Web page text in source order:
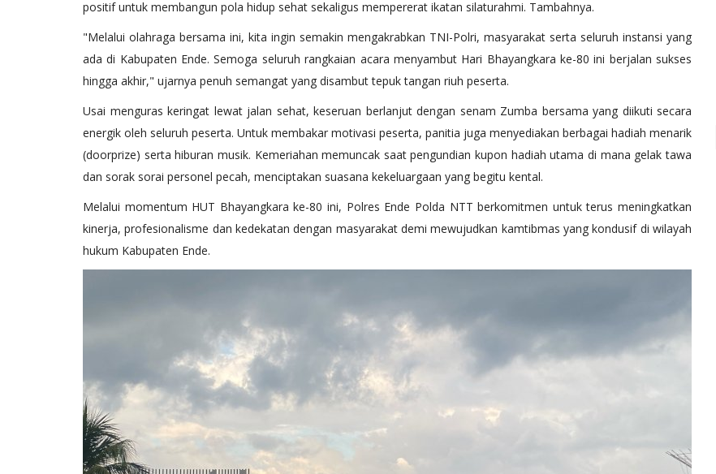
positif untuk membangun pola hidup sehat sekaligus mempererat ikatan silaturahmi. Tambahnya.
"Melalui olahraga bersama ini, kita ingin semakin mengakrabkan TNI-Polri, masyarakat serta seluruh instansi yang
ada di Kabupaten Ende. Semoga seluruh rangkaian acara menyambut Hari Bhayangkara ke-80 ini berjalan sukses
hingga akhir," ujarnya penuh semangat yang disambut tepuk tangan riuh peserta.
​Usai menguras keringat lewat jalan sehat, keseruan berlanjut dengan senam Zumba bersama yang diikuti secara
energik oleh seluruh peserta. Untuk membakar motivasi peserta, panitia juga menyediakan berbagai hadiah menarik
(doorprize) serta hiburan musik. Kemeriahan memuncak saat pengundian kupon hadiah utama di mana gelak tawa
dan sorak sorai personel pecah, menciptakan suasana kekeluargaan yang begitu kental.
​Melalui momentum HUT Bhayangkara ke-80 ini, Polres Ende Polda NTT berkomitmen untuk terus meningkatkan
kinerja, profesionalisme dan kedekatan dengan masyarakat demi mewujudkan kamtibmas yang kondusif di wilayah
hukum Kabupaten Ende.
Polri melalui Polres Ende Polda NTT membantu
mendistribusikan Bantuan Kemanusiaan...